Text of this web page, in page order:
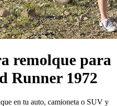
remolque para
Runner 1972
en tu auto, camioneta o SUV y